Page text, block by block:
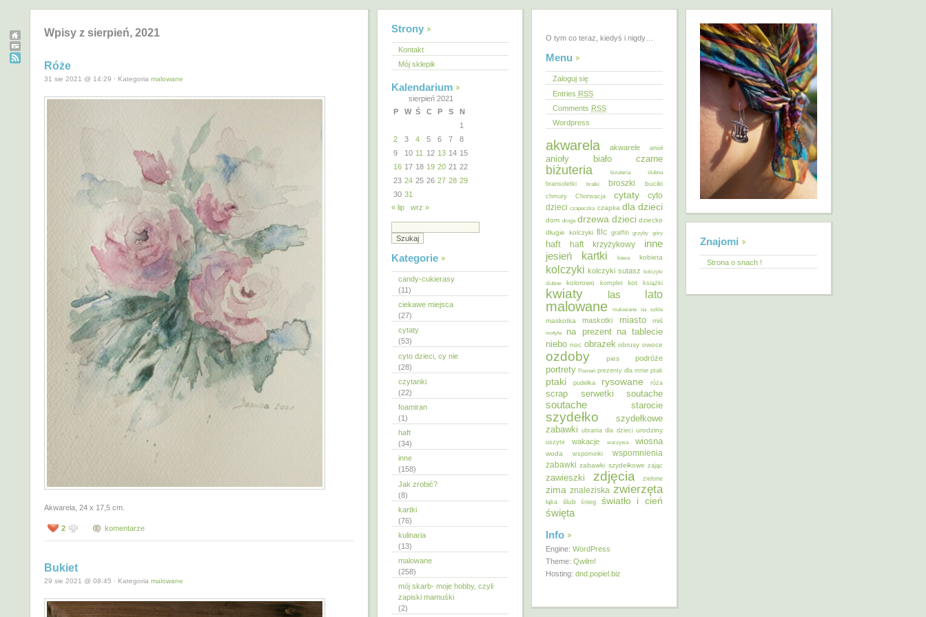
Wpisy z sierpień, 2021
Róże
31 sie 2021 @ 14:29 · Kategoria malowane
Akwarela, 24 x 17,5 cm.
2 komentarze
Bukiet
29 sie 2021 @ 08:45 · Kategoria malowane
Strony
Kontakt
Mój sklepik
Kalendarium
sierpień 2021
P
W Ś C P S
N
1
2
3 4 5 6 7
8
9
10 11 12 13 14 15
16 17 18 19 20 21 22
23 24 25 26 27 28 29
30 31
« lip
wrz »
Kategorie
candy-cukierasy
(11)
ciekawe miejsca
(27)
cytaty
(53)
cyto dzieci, cy nie
(28)
czytanki
(22)
foamiran
(1)
haft
(34)
inne
(158)
Jak zrobić?
(8)
kartki
(76)
kulinaria
(13)
malowane
(258)
mój skarb- moje hobby, czyli
zapiski mamuśki
(2)
O tym co teraz, kiedyś i nigdy…
Menu
Zaloguj się
Entries RSS
Comments RSS
Wordpress
akwarela akwarele anioł
anioły biało czarne
biżuteria
biżuteria ślubna
bransoletki
bratki broszki buciki
chmury Chorwacja cytaty
cyto
dzieci czapeczka czapka dla dzieci
dom droga drzewa dzieci dziecko
długie kolczyki filc graffiti grzyby góry
haft haft krzyżykowy inne
jesień kartki kawa kobieta
kolczyki kolczyki sutasz kolczyki
ślubne
kolorowo komplet kot książki
kwiaty las lato
malowane malowane na szkle
maskotka maskotki miasto miś
motyle na prezent na tablecie
niebo noc obrazek obrusy owoce
ozdoby pies podróże
portrety Poznań prezenty dla mnie ptak
ptaki pudełka rysowane róża
scrap serwetki soutache
soutache starocie
szydełko
szydełkowe
zabawki ubrania dla dzieci urodziny
uszyte wakacje warzywa wiosna
woda wspominki
wspomnienia
zabawki zabawki szydełkowe zając
zawieszki zdjęcia zielone
zima znaleziska zwierzęta
łąka ślub śnieg światło i cień
święta
Info
Engine: WordPress
Theme: Qwilm!
Hosting: dnd.popiel.biz
Znajomi
Strona o snach !